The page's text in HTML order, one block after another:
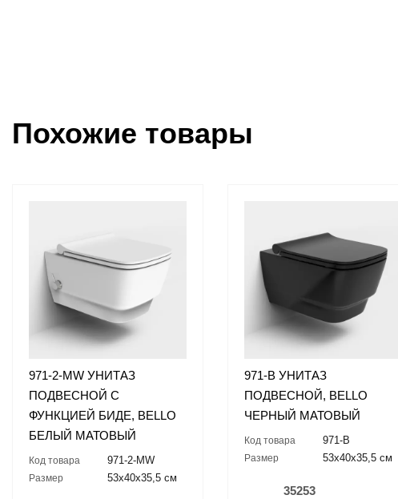
Похожие товары
971-2-MW УНИТАЗ
ПОДВЕСНОЙ С
ФУНКЦИЕЙ БИДЕ, BELLO
БЕЛЫЙ МАТОВЫЙ
Код товара 971-2-MW
Размер 53x40x35,5 см
971-B УНИТАЗ
ПОДВЕСНОЙ, BELLO
ЧЕРНЫЙ МАТОВЫЙ
Код товара 971-B
Размер 53x40x35,5 см
35253